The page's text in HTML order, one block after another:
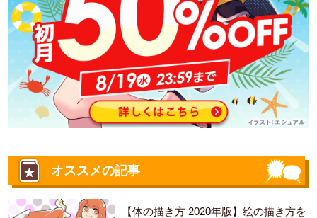
オススメの記事
【体の描き方 2020年版】絵の描き方を